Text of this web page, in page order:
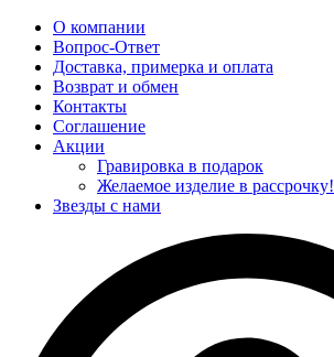
О компании
Вопрос-Ответ
Доставка, примерка и оплата
Возврат и обмен
Контакты
Соглашение
Акции
Гравировка в подарок
Желаемое изделие в рассрочку!
Звезды с нами